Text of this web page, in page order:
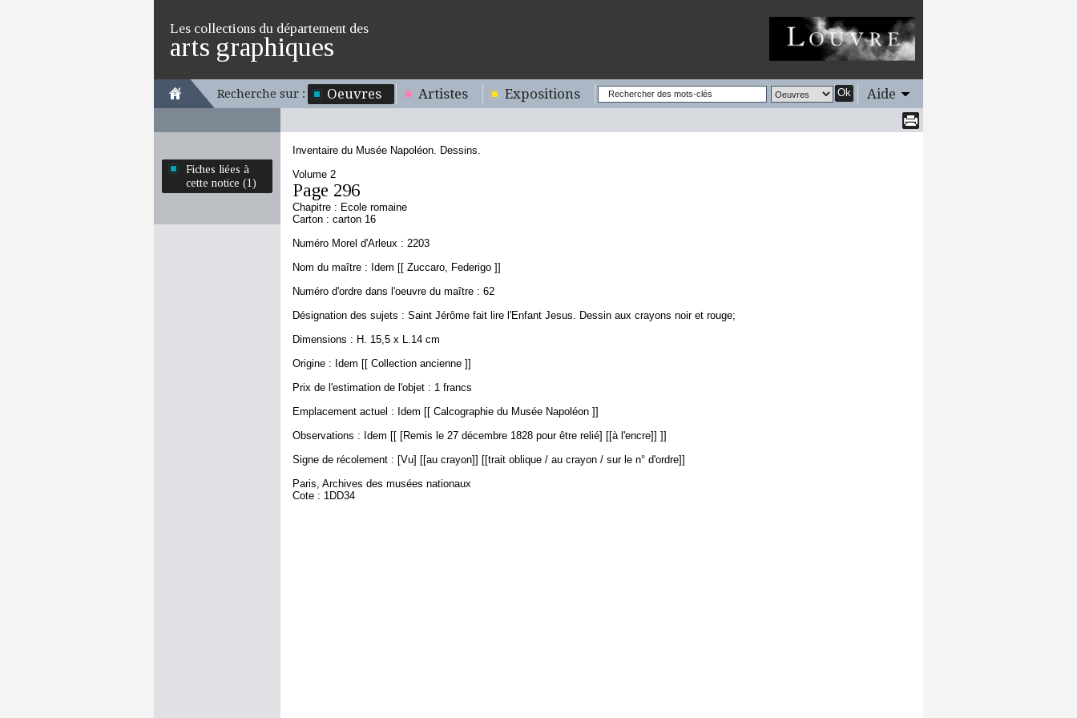
Les collections du département des
arts graphiques
Recherche sur : Oeuvres Artistes Expositions Ok Aide
Fiches liées à
cette notice (1)
Inventaire du Musée Napoléon. Dessins.
Volume 2
Page 296
Chapitre : Ecole romaine
Carton : carton 16
Numéro Morel d'Arleux : 2203
Nom du maître : Idem [[ Zuccaro, Federigo ]]
Numéro d'ordre dans l'oeuvre du maître : 62
Désignation des sujets : Saint Jérôme fait lire l'Enfant Jesus. Dessin aux crayons noir et rouge;
Dimensions : H. 15,5 x L.14 cm
Origine : Idem [[ Collection ancienne ]]
Prix de l'estimation de l'objet : 1 francs
Emplacement actuel : Idem [[ Calcographie du Musée Napoléon ]]
Observations : Idem [[ [Remis le 27 décembre 1828 pour être relié] [[à l'encre]] ]]
Signe de récolement : [Vu] [[au crayon]] [[trait oblique / au crayon / sur le n° d'ordre]]
Paris, Archives des musées nationaux
Cote : 1DD34